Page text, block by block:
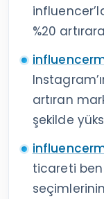
%20
artıran
şekilde
ticareti
seçimlerinin